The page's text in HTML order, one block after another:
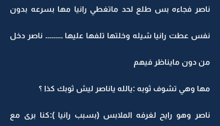
ناصر فجاءه بس طلع لحد ماتغطي رانيا مها بسرعه بدون
نفس عطت رانيا شيله وخلتها تلفها عليها ......... ناصر دخل
من دون مايناظر فيهم
مها وهي تشوف ثوبه :يالله ياناصر ليش ثوبك كذا ؟
ناصر وهو رايح لغرفه الملابس (بسبب رانيا ):كنا برى مع